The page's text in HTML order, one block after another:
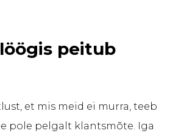
peitub
et mis meid ei murra, teeb
pole pelgalt klantsmõte. Iga